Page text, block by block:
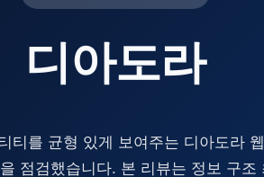
디아도라
티를 균형 있게 보여주는 디아도라
점검했습니다. 본 리뷰는 정보 구